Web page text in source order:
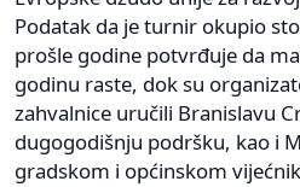
Podatak da je turnir okupio
prošle godine potvrđuje da
godinu raste, dok su
zahvalnice uručili Branislavu
dugogodišnju podršku, kao i
gradskom i općinskom